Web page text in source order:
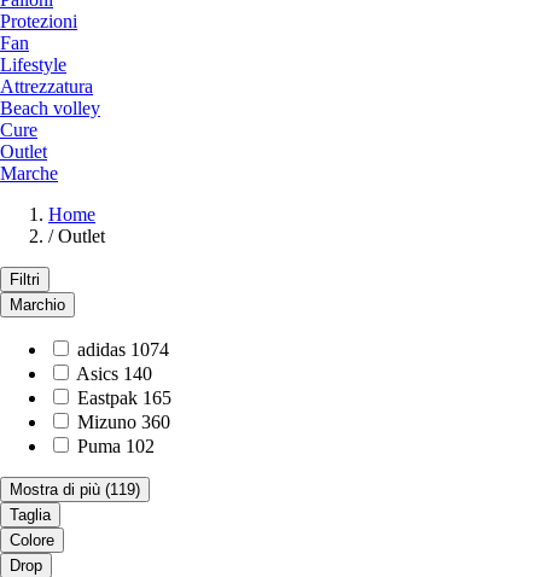
Protezioni
Fan
Lifestyle
Attrezzatura
Beach volley
Cure
Outlet
Marche
Home
/ Outlet
Filtri
Marchio
adidas 1074
Asics 140
Eastpak 165
Mizuno 360
Puma 102
Mostra di più (119)
Taglia
Colore
Drop